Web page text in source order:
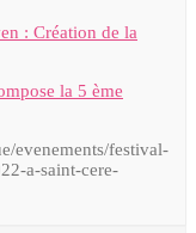
: Création de la
la 5 ème
evenements/festival-
a-saint-cere-